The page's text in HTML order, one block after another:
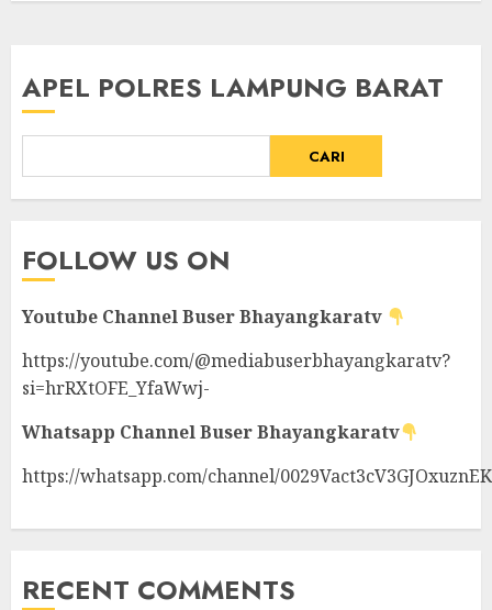
APEL POLRES LAMPUNG BARAT
CARI
FOLLOW US ON
Youtube ChannelBuser Bhayangkaratv
https://youtube.com/@mediabuserbhayangkaratv?
si=hrRXtOFE_YfaWwj-
Whatsapp ChannelBuser Bhayangkaratv
https://whatsapp.com/channel/
RECENT COMMENTS